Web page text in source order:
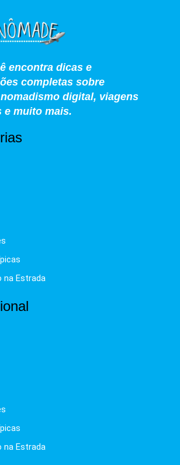
encontra dicas e
completas sobre
digital, viagens
e muito mais.
na Estrada
na Estrada